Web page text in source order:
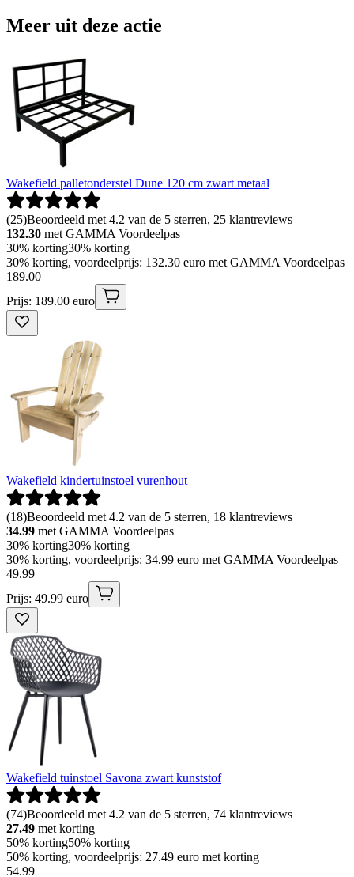
Meer uit deze actie
Wakefield palletonderstel Dune 120 cm zwart metaal
(25)Beoordeeld met 4.2 van de 5 sterren, 25 klantreviews
132.30 met GAMMA Voordeelpas
30% korting30% korting
30% korting, voordeelprijs: 132.30 euro met GAMMA Voordeelpas
189.00
Prijs: 189.00 euro
Wakefield kindertuinstoel vurenhout
(18)Beoordeeld met 4.2 van de 5 sterren, 18 klantreviews
34.99 met GAMMA Voordeelpas
30% korting30% korting
30% korting, voordeelprijs: 34.99 euro met GAMMA Voordeelpas
49.99
Prijs: 49.99 euro
Wakefield tuinstoel Savona zwart kunststof
(74)Beoordeeld met 4.2 van de 5 sterren, 74 klantreviews
27.49 met korting
50% korting50% korting
50% korting, voordeelprijs: 27.49 euro met korting
54.99